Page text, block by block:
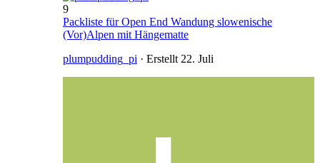
9
Packliste für Open End Wandung slowenische
(Vor)Alpen mit Hängematte
plumpudding_pi · Erstellt22. Juli